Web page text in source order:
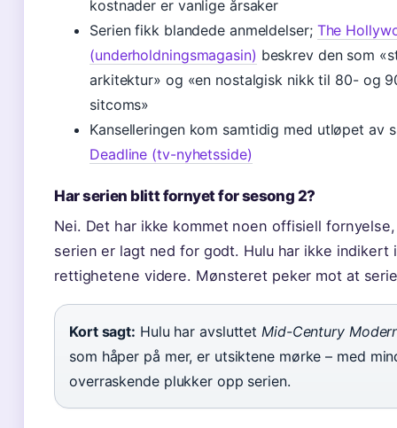
kostnader er vanlige årsaker
Serien fikk blandede anmeldelser; The
(underholdningsmagasin) beskrev den som
arkitektur» og «en nostalgisk nikk til 80- og
sitcoms»
Kanselleringen kom samtidig med utløpet av
Deadline (tv-nyhetsside)
Har serien blitt fornyet for sesong 2?
Nei. Det har ikke kommet noen offisiell
serien er lagt ned for godt. Hulu har ikke indikert
rettighetene videre. Mønsteret peker mot at
Kort sagt: Hulu har avsluttet Mid-Century
som håper på mer, er utsiktene mørke – med
overraskende plukker opp serien.